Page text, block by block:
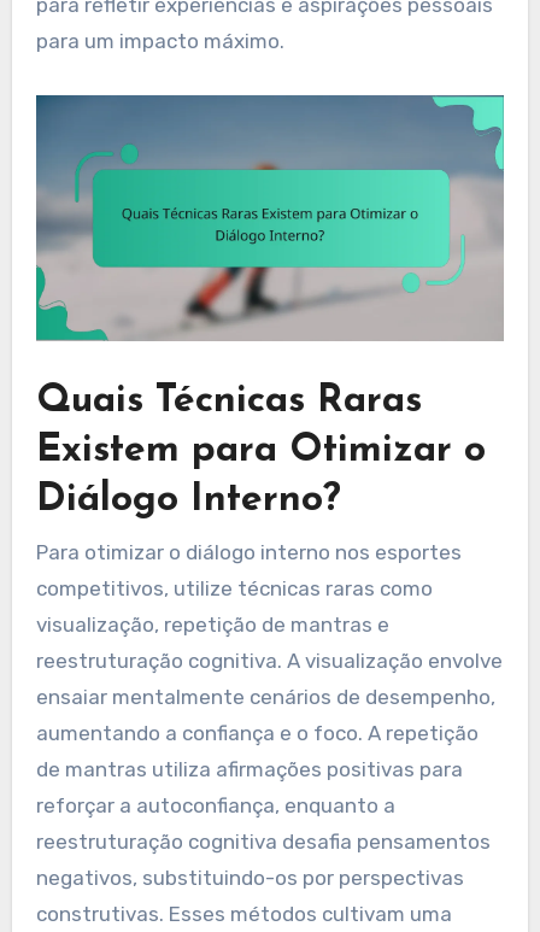
para refletir experiências e aspirações pessoais
para um impacto máximo.
Quais Técnicas Raras
Existem para Otimizar o
Diálogo Interno?
Para otimizar o diálogo interno nos esportes
competitivos, utilize técnicas raras como
visualização, repetição de mantras e
reestruturação cognitiva. A visualização envolve
ensaiar mentalmente cenários de desempenho,
aumentando a confiança e o foco. A repetição
de mantras utiliza afirmações positivas para
reforçar a autoconfiança, enquanto a
reestruturação cognitiva desafia pensamentos
negativos, substituindo-os por perspectivas
construtivas. Esses métodos cultivam uma